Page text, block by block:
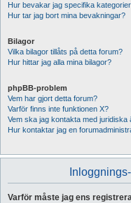
Hur bevakar jag specifika
Hur tar jag bort mina bevakningar?
Bilagor
Vilka bilagor tillåts på detta forum?
Hur hittar jag alla mina bilagor?
phpBB-problem
Vem har gjort detta forum?
Varför finns inte funktionen X?
Vem ska jag kontakta med
Hur kontaktar jag en
Varför måste jag ens